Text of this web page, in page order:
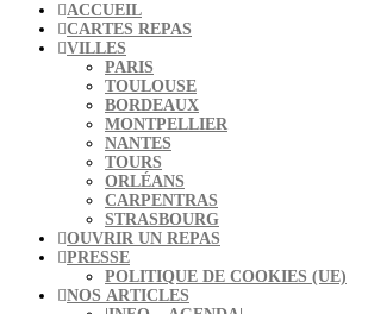
ACCUEIL
CARTES REPAS
VILLES
PARIS
TOULOUSE
BORDEAUX
MONTPELLIER
NANTES
TOURS
ORLÉANS
CARPENTRAS
STRASBOURG
OUVRIR UN REPAS
PRESSE
POLITIQUE DE COOKIES (UE)
NOS ARTICLES